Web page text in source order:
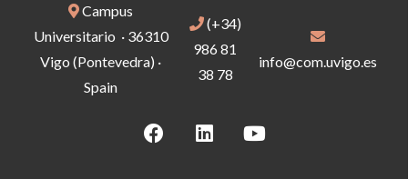
Campus
Universitario · 36310
Vigo (Pontevedra) ·
Spain
(+34)
986 81
38 78
info@com.uvigo.es